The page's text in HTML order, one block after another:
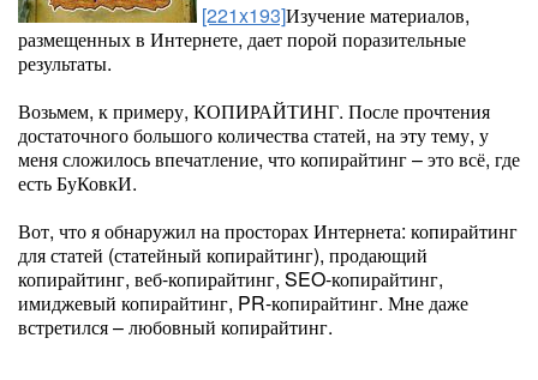
[221x193]Изучение материалов,
размещенных в Интернете, дает порой поразительные
результаты.
Возьмем, к примеру, КОПИРАЙТИНГ. После прочтения
достаточного большого количества статей, на эту тему, у
меня сложилось впечатление, что копирайтинг – это всё, где
есть БуКовкИ.
Вот, что я обнаружил на просторах Интернета: копирайтинг
для статей (статейный копирайтинг), продающий
копирайтинг, веб-копирайтинг, SEO-копирайтинг,
имиджевый копирайтинг, PR-копирайтинг. Мне даже
встретился – любовный копирайтинг.